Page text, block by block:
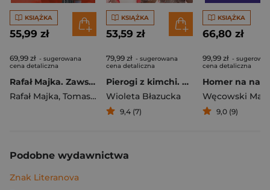
KSIĄŻKA
55,99 zł
69,99 zł - sugerowana
cena detaliczna
Rafał Majka. Zawsze z przodu. Rozmawia Tomasz Kalemba - książka z autografem
Rafał Majka, Tomasz Kalemba
KSIĄŻKA
53,59 zł
79,99 zł - sugerowana
cena detaliczna
Pierogi z kimchi. Moje ulubione azjatyckie przepisy
Wioleta Błazucka
9,4 (7)
KSIĄŻKA
66,80 zł
99,99 zł -
cena detaliczna
Węcowski
9,0 (9)
Podobne wydawnictwa
Znak Literanova